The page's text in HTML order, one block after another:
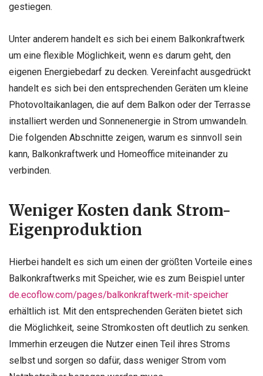
gestiegen.
Unter anderem handelt es sich bei einem Balkonkraftwerk
um eine flexible Möglichkeit, wenn es darum geht, den
eigenen Energiebedarf zu decken. Vereinfacht ausgedrückt
handelt es sich bei den entsprechenden Geräten um kleine
Photovoltaikanlagen, die auf dem Balkon oder der Terrasse
installiert werden und Sonnenenergie in Strom umwandeln.
Die folgenden Abschnitte zeigen, warum es sinnvoll sein
kann, Balkonkraftwerk und Homeoffice miteinander zu
verbinden.
Weniger Kosten dank Strom-
Eigenproduktion
Hierbei handelt es sich um einen der größten Vorteile eines
Balkonkraftwerks mit Speicher, wie es zum Beispiel unter
de.ecoflow.com/pages/balkonkraftwerk-mit-speicher
erhältlich ist. Mit den entsprechenden Geräten bietet sich
die Möglichkeit, seine Stromkosten oft deutlich zu senken.
Immerhin erzeugen die Nutzer einen Teil ihres Stroms
selbst und sorgen so dafür, dass weniger Strom vom